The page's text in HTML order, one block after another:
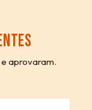
aprovaram.